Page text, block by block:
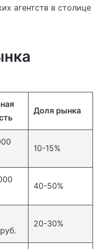
агентств в столице
Доля рынка
10-15%
40-50%
20-30%